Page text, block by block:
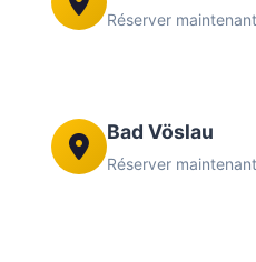
Réserver maintenant
Bad Vöslau
Réserver maintenant